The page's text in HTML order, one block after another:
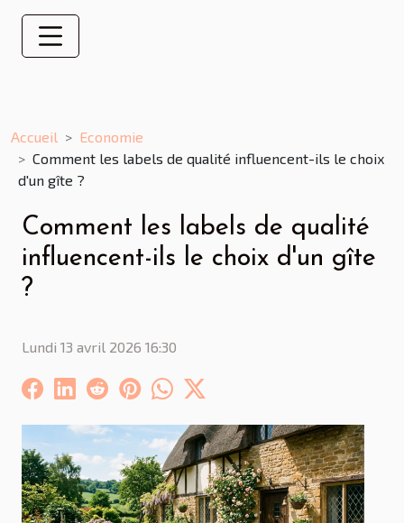
Accueil
Economie
Comment les labels de qualité influencent-ils le choix
d'un gîte ?
Comment les labels de qualité
influencent-ils le choix d'un gîte
?
Lundi 13 avril 2026 16:30